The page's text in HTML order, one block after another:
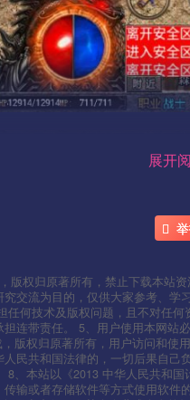
展开
版权归原著所有，禁止下载本站
交流为目的，仅供大家参考、
何技术及版权问题，且不对任
连带责任。 5、用户使用本网
版权归原著所有，用户访问和使
民共和国法律的，一切后果自
、本站以《2013 中华人民共和
输或者存储软件等方式使用软